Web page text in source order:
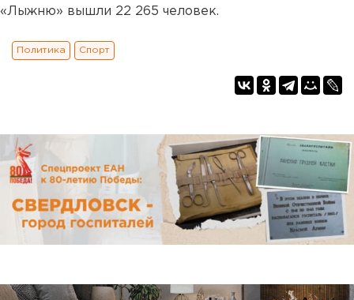
«Лыжню» вышли 22 265 человек.
Политика Спорт